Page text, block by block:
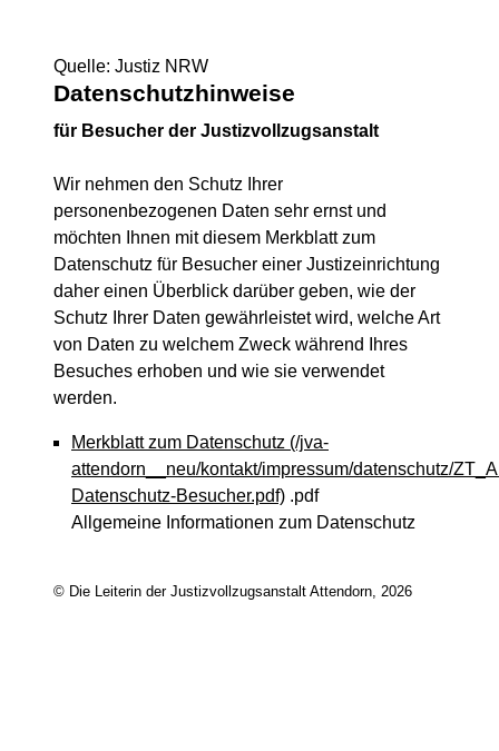
Quelle: Justiz NRW
Datenschutzhinweise
für Besucher der Justizvollzugsanstalt
Wir nehmen den Schutz Ihrer
personenbezogenen Daten sehr ernst und
möchten Ihnen mit diesem Merkblatt zum
Datenschutz für Besucher einer Justizeinrichtung
daher einen Überblick darüber geben, wie der
Schutz Ihrer Daten gewährleistet wird, welche Art
von Daten zu welchem Zweck während Ihres
Besuches erhoben und wie sie verwendet
werden.
Merkblatt zum Datenschutz (/jva-
attendorn__neu/kontakt/impressum/datenschutz/
Datenschutz-Besucher.pdf) .pdf
Allgemeine Informationen zum Datenschutz
© Die Leiterin der Justizvollzugsanstalt Attendorn, 2026